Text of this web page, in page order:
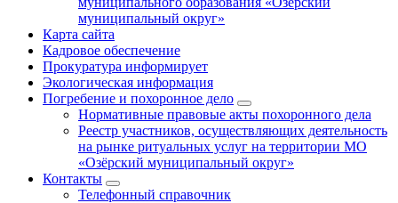
муниципальный округ»
Карта сайта
Кадровое обеспечение
Прокуратура информирует
Экологическая информация
Погребение и похоронное дело
Нормативные правовые акты похоронного дела
Реестр участников, осуществляющих деятельность
на рынке ритуальных услуг на территории МО
«Озёрский муниципальный округ»
Контакты
Телефонный справочник